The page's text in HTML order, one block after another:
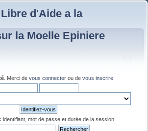
d'Aide a la
la Moelle Epiniere
. Merci de vous connecter ou de vous inscrire
identifiant, mot de passe et durée de la session